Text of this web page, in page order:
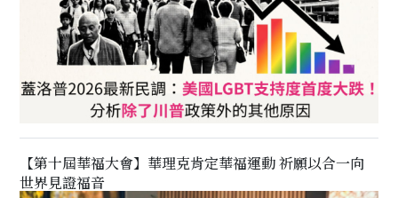
【第十屆華福大會】華理克肯定華福運動 祈願以合一向
世界見證福音